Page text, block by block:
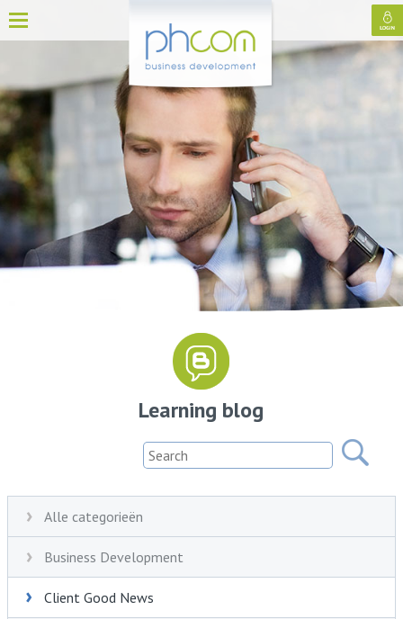
Learning blog
Alle categorieën
Business Development
Client Good News